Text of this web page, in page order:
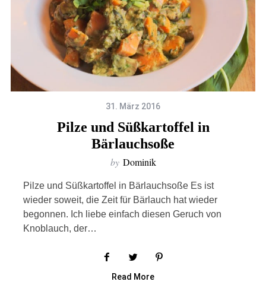
31. März 2016
Pilze und Süßkartoffel in
Bärlauchsoße
by Dominik
Pilze und Süßkartoffel in Bärlauchsoße Es ist
wieder soweit, die Zeit für Bärlauch hat wieder
begonnen. Ich liebe einfach diesen Geruch von
Knoblauch, der…
Read More